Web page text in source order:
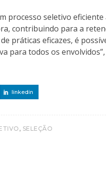
processo seletivo
contribuindo para a
práticas eficazes, é
para todos os
linkedin
, SELEÇÃO